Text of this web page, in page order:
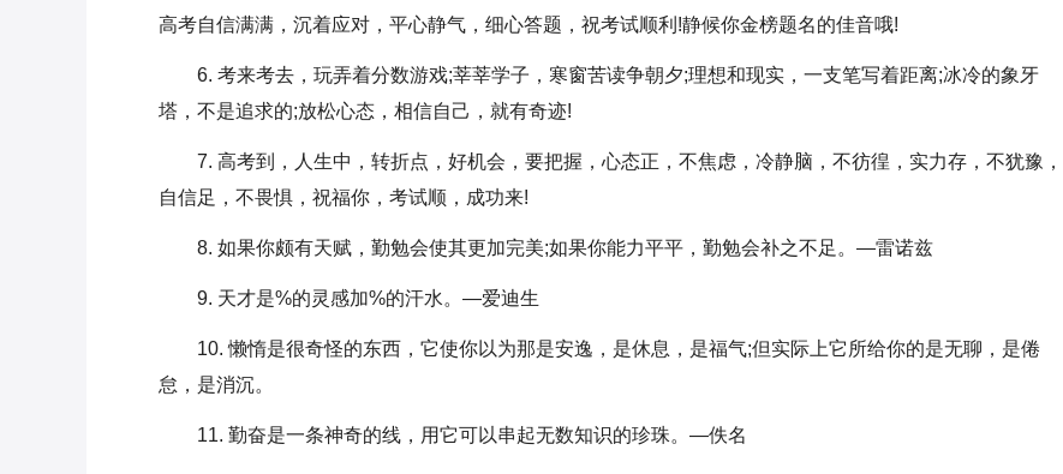
高考自信满满，沉着应对，平心静气，细心答题，祝考试顺利!静候你金榜题名的佳音哦!
6. 考来考去，玩弄着分数游戏;莘莘学子，寒窗苦读争朝夕;理想和现实，一支笔写着距离;冰冷的象牙
塔，不是追求的;放松心态，相信自己，就有奇迹!
7. 高考到，人生中，转折点，好机会，要把握，心态正，不焦虑，冷静脑，不彷徨，实力存，不犹豫，
自信足，不畏惧，祝福你，考试顺，成功来!
8. 如果你颇有天赋，勤勉会使其更加完美;如果你能力平平，勤勉会补之不足。—雷诺兹
9. 天才是%的灵感加%的汗水。—爱迪生
10. 懒惰是很奇怪的东西，它使你以为那是安逸，是休息，是福气;但实际上它所给你的是无聊，是倦
怠，是消沉。
11. 勤奋是一条神奇的线，用它可以串起无数知识的珍珠。—佚名